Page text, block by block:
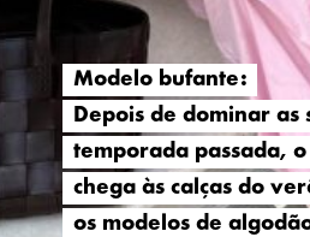
Modelo bufante:
Depois de dominar as
temporada passada,
chega às calças do
os modelos de
Modelo bufante:
Depois de dominar as
temporada passada,
chega às calças do
os modelos de